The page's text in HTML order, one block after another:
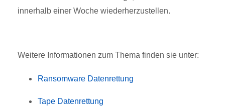
innerhalb einer Woche wiederherzustellen.
Weitere Informationen zum Thema finden sie unter:
Ransomware Datenrettung
Tape Datenrettung